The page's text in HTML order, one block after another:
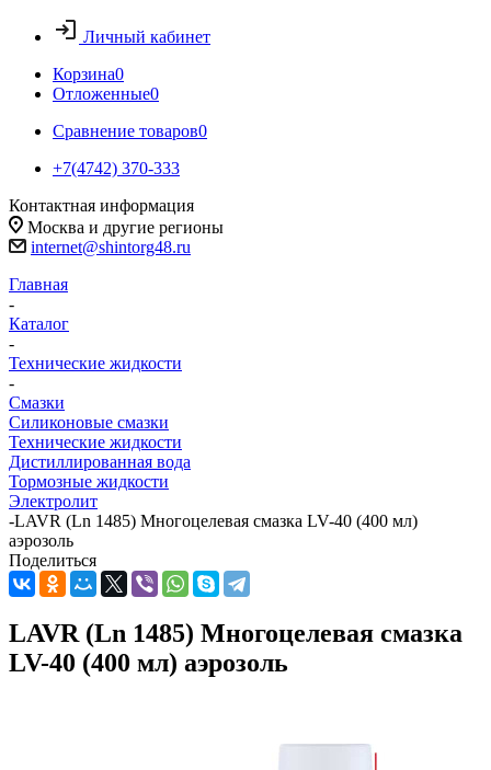
Личный кабинет
Корзина0
Отложенные0
Сравнение товаров0
+7(4742) 370-333
Контактная информация
Москва и другие регионы
internet@shintorg48.ru
Главная
-
Каталог
-
Технические жидкости
-
Смазки
Силиконовые смазки
Технические жидкости
Дистиллированная вода
Тормозные жидкости
Электролит
-LAVR (Ln 1485) Многоцелевая смазка LV-40 (400 мл)
аэрозоль
Поделиться
LAVR (Ln 1485) Многоцелевая смазка
LV-40 (400 мл) аэрозоль